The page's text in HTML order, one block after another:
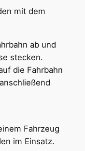
mit dem
ab und
stecken.
die Fahrbahn
Fahrzeug
im Einsatz.